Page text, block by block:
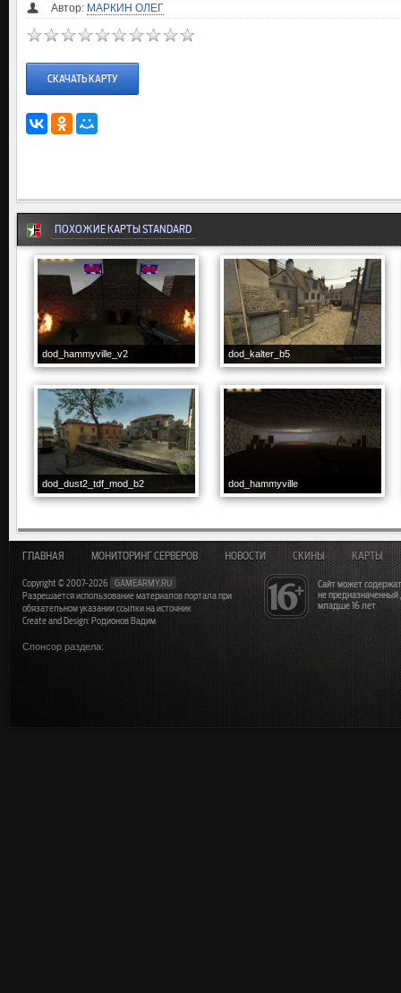
Автор: МАРКИН ОЛЕГ
СКАЧАТЬ КАРТУ
ПОХОЖИЕ КАРТЫ STANDARD
dod_hammyville_v2 dod_kalter_b5
dod_dust2_tdf_mod_b2 dod_hammyville
Сайт может
не
младше 16 лет
ГЛАВНАЯ МОНИТОРИНГ СЕРВЕРОВ НОВОСТИ СКИНЫ КАРТЫ
Copyright © 2007-2026
GAMEARMY.RU
Разрешается использование материалов портала при
обязательном указании ссылки на источник
Create and Design: Родионов Вадим
Спонсор раздела: